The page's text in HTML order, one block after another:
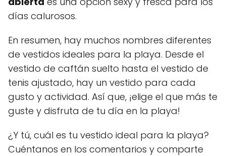
días calurosos.
En resumen, hay muchos nombres diferentes
de vestidos ideales para la playa. Desde el
vestido de caftán suelto hasta el vestido de
tenis ajustado, hay un vestido para cada
gusto y actividad. Así que, ¡elige el que más te
guste y disfruta de tu día en la playa!
¿Y tú, cuál es tu vestido ideal para la playa?
Cuéntanos en los comentarios y comparte